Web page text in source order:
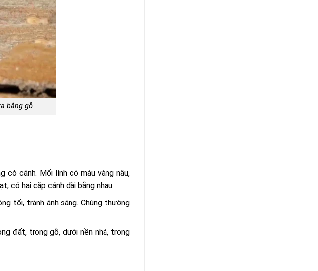
bằng gỗ
có cánh. Mối lính có màu vàng nâu,
có hai cặp cánh dài bằng nhau.
tối, tránh ánh sáng. Chúng thường
đất, trong gỗ, dưới nền nhà, trong